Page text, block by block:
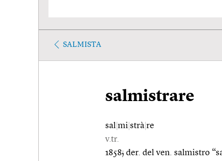
SALMISTA
salmistrare
sal mi strà re
v.tr.
1858; der. del ven. salmistro